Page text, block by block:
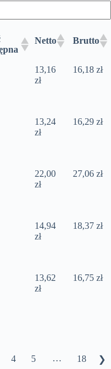
Netto Brutto
13,16
zł
16,18 zł
13,24
zł
16,29 zł
22,00
zł
27,06 zł
14,94
zł
18,37 zł
13,62
zł
16,75 zł
4 5 … 18 ❯